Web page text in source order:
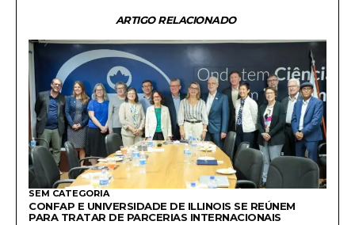
ARTIGO RELACIONADO
SEM CATEGORIA
CONFAP E UNIVERSIDADE DE ILLINOIS SE REÚNEM
PARA TRATAR DE PARCERIAS INTERNACIONAIS